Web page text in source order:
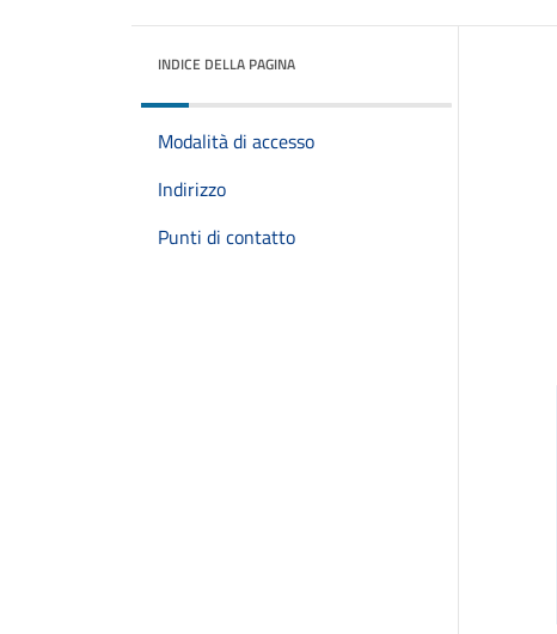
INDICE DELLA PAGINA
Modalità di accesso
Indirizzo
Punti di contatto